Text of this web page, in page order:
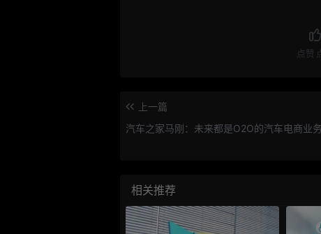
点赞
上一篇
汽车之家马刚：未来都是O2O的汽车电商业务
相关推荐